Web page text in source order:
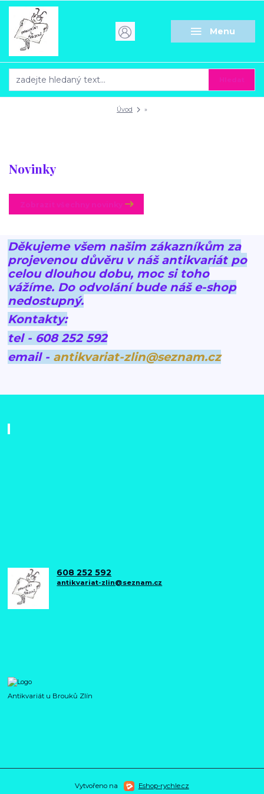
Menu
Úvod »
Novinky
Děkujeme všem našim zákazníkům za
projevenou důvěru v náš antikvariát po
celou dlouhou dobu, moc si toho
vážíme. Do odvolání bude náš e-shop
nedostupný.
Kontakty:
tel - 608 252 592
email - antikvariat-zlin@seznam.cz
608 252 592
antikvariat-zlin@seznam.cz
Antikvariát u Brouků Zlín
Vytvořeno na Eshop-rychle.cz